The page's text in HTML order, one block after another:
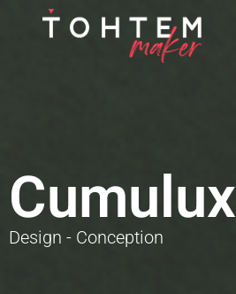
Cumulux
Design - Conception